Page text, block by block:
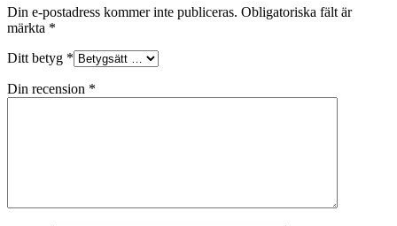
Din e-postadress kommer inte publiceras. Obligatoriska fält är
märkta *
Ditt betyg *
Din recension *